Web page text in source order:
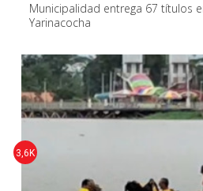
Municipalidad entrega 67 títulos
Yarinacocha
3,6K